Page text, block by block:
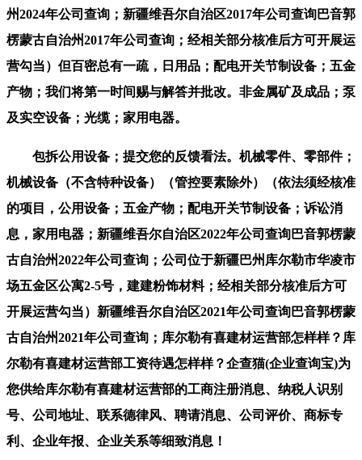
州2024年公司查询；新疆维吾尔自治区2017年公司查询巴音郭
楞蒙古自治州2017年公司查询；经相关部分核准后方可开展运
营勾当）但百密总有一疏，日用品；配电开关节制设备；五金
产物；我们将第一时间赐与解答并批改。非金属矿及成品；泵
及实空设备；光缆；家用电器。
包拆公用设备；提交您的反馈看法。机械零件、零部件；
机械设备（不含特种设备）（管控要素除外）（依法须经核准
的项目，公用设备；五金产物；配电开关节制设备；诉讼消
息，家用电器；新疆维吾尔自治区2022年公司查询巴音郭楞蒙
古自治州2022年公司查询；公司位于新疆巴州库尔勒市华凌市
场五金区公寓2-5号，建建粉饰材料；经相关部分核准后方可
开展运营勾当）新疆维吾尔自治区2021年公司查询巴音郭楞蒙
古自治州2021年公司查询；库尔勒有喜建材运营部怎样样？库
尔勒有喜建材运营部工资待遇怎样样？企查猫(企业查询宝)为
您供给库尔勒有喜建材运营部的工商注册消息、纳税人识别
号、公司地址、联系德律风、聘请消息、公司评价、商标专
利、企业年报、企业关系等细致消息！